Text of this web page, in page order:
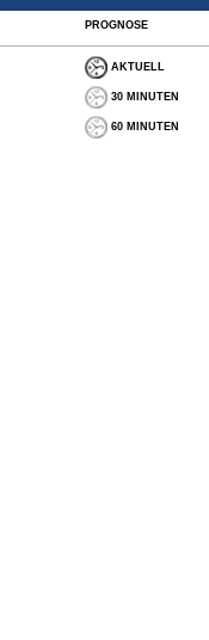
PROGNOSE
AKTUELL
30 MINUTEN
60 MINUTEN